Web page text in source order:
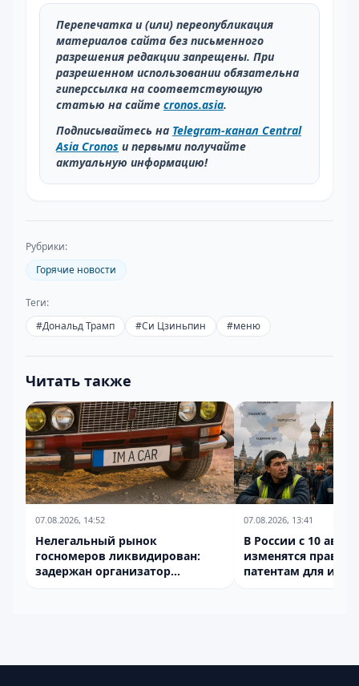
Перепечатка и (или) переопубликация
материалов сайта без письменного
разрешения редакции запрещены. При
разрешенном использовании обязательна
гиперссылка на соответствующую
статью на сайте cronos.asia.
Подписывайтесь на Telegram-канал Central
Asia Cronos и первыми получайте
актуальную информацию!
Рубрики:
Горячие новости
Теги:
#Дональд Трамп #Си Цзиньпин #меню
Читать также
07.08.2026, 14:52
Нелегальный рынок
госномеров ликвидирован:
задержан организатор
07.08.2026, 13:41
В России с 10
изменятся
патентам для